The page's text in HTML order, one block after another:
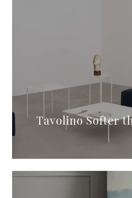
Tavolino Softer